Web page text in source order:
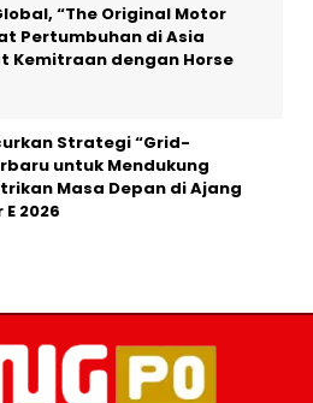
“The Original Motor
Pertumbuhan di Asia
Kemitraan dengan Horse
Strategi “Grid-
untuk Mendukung
Masa Depan di Ajang
2026